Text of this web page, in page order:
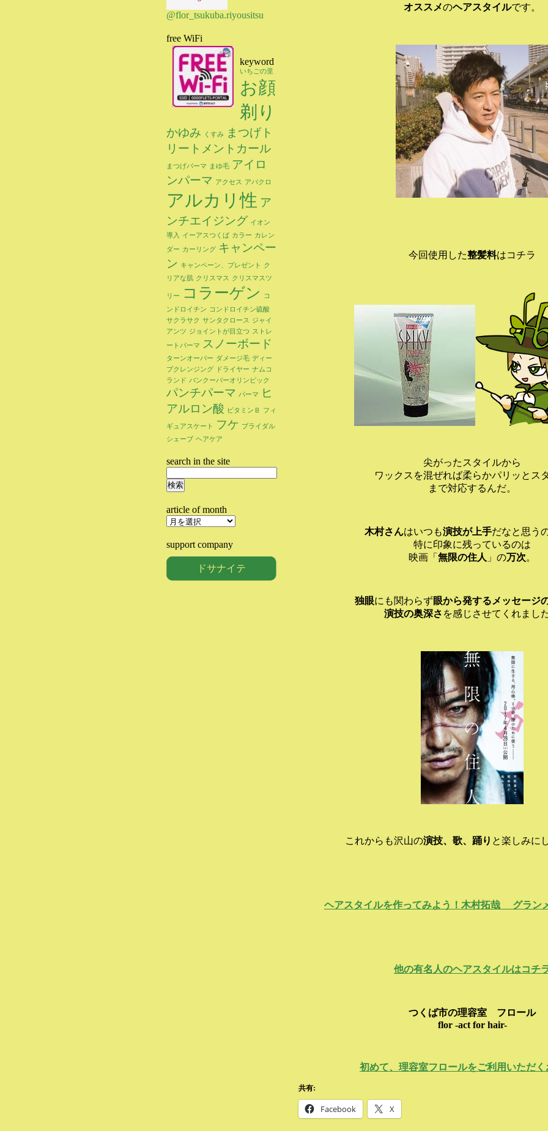
オススメのヘアスタイルです。
今回使用した整髪料はコチラ
尖がったスタイルから
ワックスを混ぜれば柔らかパリッとス
まで対応するんだ。
木村さんはいつも演技が上手だなと思う
特に印象に残っているのは
映画「 無限の住人 」の万次。
独眼にも関わらず眼から発するメッセージ
演技の奥深さ を感じさせてくれまし
これからも沢山の演技、歌、踊り と楽しみに
ヘアスタイルを作ってみよう！木村拓哉 グラ
他の有名人のヘアスタイルはコチ
つくば市の理容室 フロール
flor -act for hair-
初めて、理容室フロールをご利用いただく
共有:
Facebook X
@flor_tsukuba.riyousitsu
free WiFi
keyword
いちごの里
お顔
剃り
かゆみ くすみ
まつげト
リートメントカール
まつげパーマ まゆ毛 アイロ
ンパーマ アクセス アバクロ
アルカリ性 ア
ンチエイジング イオン
導入
イーアスつくば カラー カレン
ダー カーリング キャンペー
ン キャンペーン、プレゼント
ク
リアな肌 クリスマス クリスマスツ
リー コラーゲン
コ
ンドロイチン
コンドロイチン硫酸
サクラサク サンタクロース
ジャイ
アンツ ジョイントが目立つ ストレ
ートパーマ スノーボード
ターンオーバー ダメージ毛 ディー
プクレンジング
ドライヤー ナムコ
ランド バンクーバーオリンピック
パンチパーマ パーマ
ヒ
アルロン酸
ビタミンＢ フィ
ギュアスケート フケ ブライダル
シェーブ ヘアケア
search in the site
索:
article of month
article
month
support company
ドサナイテ